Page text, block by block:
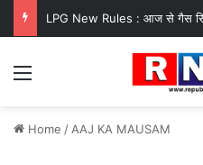
Menu
Home / AAJ KA MAUSAM